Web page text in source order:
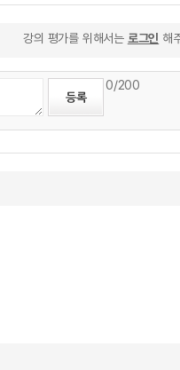
강의 평가를 위해서는 로그인 해
0/200